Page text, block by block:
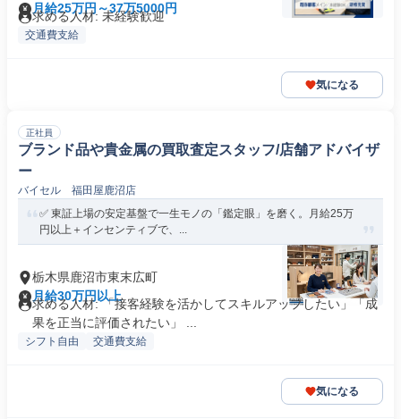
月給25万円～37万5000円
求める人材: 未経験歓迎
交通費支給
気になる
正社員
ブランド品や貴金属の買取査定スタッフ/店舗アドバイザ
ー
バイセル 福田屋鹿沼店
✅️ 東証上場の安定基盤で一生モノの「鑑定眼」を磨く。月給25万
円以上＋インセンティブで、...
栃木県鹿沼市東末広町
月給30万円以上
求める人材: 「接客経験を活かしてスキルアップしたい」「成
果を正当に評価されたい」 ...
シフト自由 交通費支給
気になる